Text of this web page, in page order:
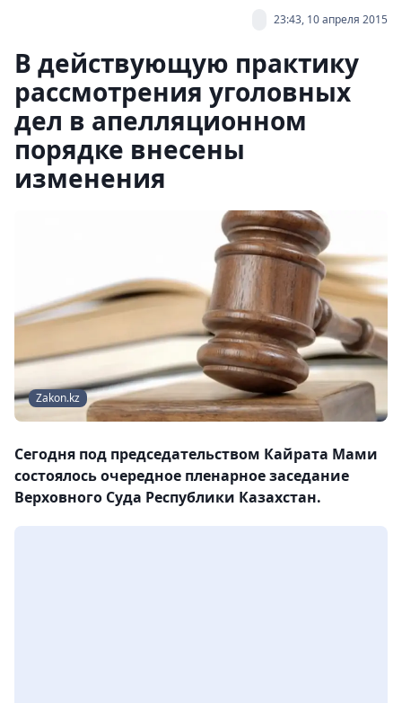
23:43, 10 апреля 2015
В действующую практику
рассмотрения уголовных
дел в апелляционном
порядке внесены
изменения
Zakon.kz
Сегодня под председательством Кайрата Мами
состоялось очередное пленарное заседание
Верховного Суда Республики Казахстан.